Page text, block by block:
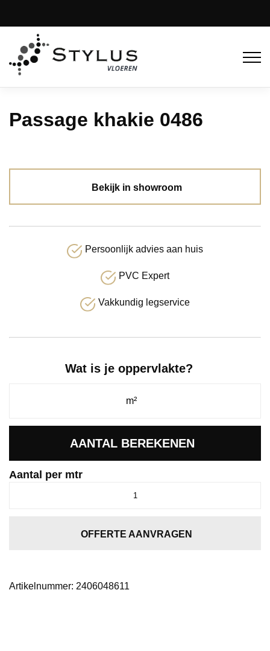
Passage khakie 0486
Bekijk in showroom
Persoonlijk advies aan huis
PVC Expert
Vakkundig legservice
Wat is je oppervlakte?
AANTAL BEREKENEN
Aantal per mtr
OFFERTE AANVRAGEN
Artikelnummer: 2406048611